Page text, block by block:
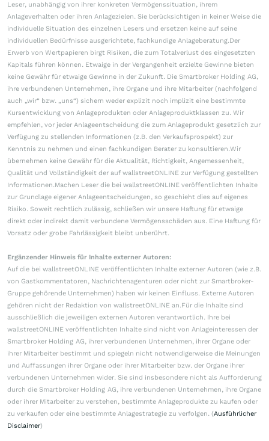
Leser, unabhängig von ihrer konkreten Vermögenssituation, ihrem
Anlageverhalten oder ihren Anlagezielen. Sie berücksichtigen in keiner Weise die
individuelle Situation des einzelnen Lesers und ersetzen keine auf seine
individuellen Bedürfnisse ausgerichtete, fachkundige Anlageberatung.Der
Erwerb von Wertpapieren birgt Risiken, die zum Totalverlust des eingesetzten
Kapitals führen können. Etwaige in der Vergangenheit erzielte Gewinne bieten
keine Gewähr für etwaige Gewinne in der Zukunft. Die Smartbroker Holding AG,
ihre verbundenen Unternehmen, ihre Organe und ihre Mitarbeiter (nachfolgend
auch „wir“ bzw. „uns“) sichern weder explizit noch implizit eine bestimmte
Kursentwicklung von Anlageprodukten oder Anlageproduktklassen zu. Wir
empfehlen, vor jeder Anlageentscheidung die zum Anlageprodukt gesetzlich zur
Verfügung zu stellenden Informationen (z.B. den Verkaufsprospekt) zur
Kenntnis zu nehmen und einen fachkundigen Berater zu konsultieren.Wir
übernehmen keine Gewähr für die Aktualität, Richtigkeit, Angemessenheit,
Qualität und Vollständigkeit der auf wallstreetONLINE zur Verfügung gestellten
Informationen.Machen Leser die bei wallstreetONLINE veröffentlichten Inhalte
zur Grundlage eigener Anlageentscheidungen, so geschieht dies auf eigenes
Risiko. Soweit rechtlich zulässig, schließen wir unsere Haftung für etwaige
direkt oder indirekt damit verbundene Vermögensschäden aus. Eine Haftung für
Vorsatz oder grobe Fahrlässigkeit bleibt unberührt.
Ergänzender Hinweis für Inhalte externer Autoren:
Auf die bei wallstreetONLINE veröffentlichten Inhalte externer Autoren (wie z.B.
von Gastkommentatoren, Nachrichtenagenturen oder nicht zur Smartbroker-
Gruppe gehörende Unternehmen) haben wir keinen Einfluss. Externe Autoren
gehören nicht der Redaktion von wallstreetONLINE an.Für die Inhalte sind
ausschließlich die jeweiligen externen Autoren verantwortlich. Ihre bei
wallstreetONLINE veröffentlichten Inhalte sind nicht von Anlageinteressen der
Smartbroker Holding AG, ihrer verbundenen Unternehmen, ihrer Organe oder
ihrer Mitarbeiter bestimmt und spiegeln nicht notwendigerweise die Meinungen
und Auffassungen ihrer Organe oder ihrer Mitarbeiter bzw. der Organe ihrer
verbundenen Unternehmen wider. Sie sind insbesondere nicht als Aufforderung
durch die Smartbroker Holding AG, ihre verbundenen Unternehmen, ihre Organe
oder ihrer Mitarbeiter zu verstehen, bestimmte Anlageprodukte zu kaufen oder
zu verkaufen oder eine bestimmte Anlagestrategie zu verfolgen. (Ausführlicher
Disclaimer)